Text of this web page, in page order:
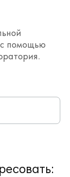
помощью